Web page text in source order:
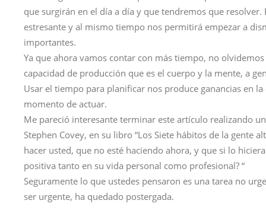
que surgirán en el día a día y que tendremos que
estresante y al mismo tiempo nos permitirá empezar a
importantes.
Ya que ahora vamos contar con más tiempo, no
capacidad de producción que es el cuerpo y la mente, a
Usar el tiempo para planificar nos produce ganancias en
momento de actuar.
Me pareció interesante terminar este artículo realizando
Stephen Covey, en su libro “Los Siete hábitos de la gente
hacer usted, que no esté haciendo ahora, y que si lo
positiva tanto en su vida personal como profesional? “
Seguramente lo que ustedes pensaron es una tarea no
ser urgente, ha quedado postergada.